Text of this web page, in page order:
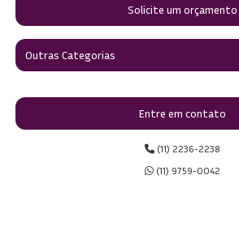
Solicite um orçamento
Outras Categorias
Entre em contato
(11) 2236-2238
(11) 9759-0042